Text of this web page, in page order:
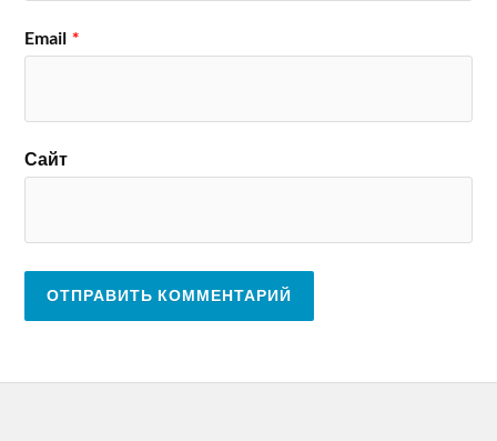
Email *
Сайт